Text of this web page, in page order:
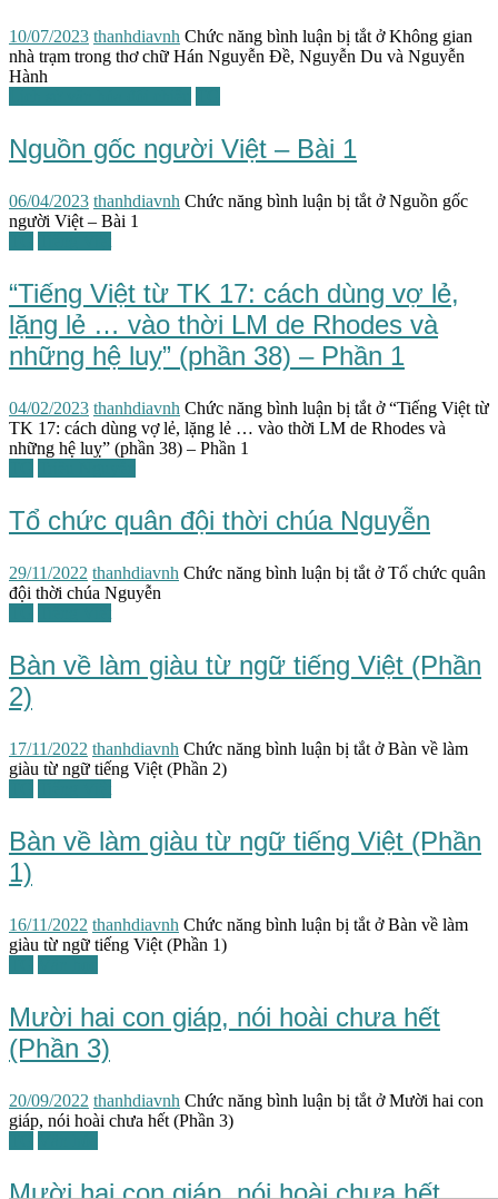
10/07/2023 thanhdiavnh Chức năng bình luận bị tắt ở Không gian
nhà trạm trong thơ chữ Hán Nguyễn Đề, Nguyễn Du và Nguyễn
Hành
Nguồn gốc người Việt – Bài 1
06/04/2023 thanhdiavnh Chức năng bình luận bị tắt ở Nguồn gốc
người Việt – Bài 1
“Tiếng Việt từ TK 17: cách dùng vợ lẻ,
lặng lẻ … vào thời LM de Rhodes và
những hệ luỵ” (phần 38) – Phần 1
04/02/2023 thanhdiavnh Chức năng bình luận bị tắt ở “Tiếng Việt từ
TK 17: cách dùng vợ lẻ, lặng lẻ … vào thời LM de Rhodes và
những hệ luỵ” (phần 38) – Phần 1
Tổ chức quân đội thời chúa Nguyễn
29/11/2022 thanhdiavnh Chức năng bình luận bị tắt ở Tổ chức quân
đội thời chúa Nguyễn
Bàn về làm giàu từ ngữ tiếng Việt (Phần
2)
17/11/2022 thanhdiavnh Chức năng bình luận bị tắt ở Bàn về làm
giàu từ ngữ tiếng Việt (Phần 2)
Bàn về làm giàu từ ngữ tiếng Việt (Phần
1)
16/11/2022 thanhdiavnh Chức năng bình luận bị tắt ở Bàn về làm
giàu từ ngữ tiếng Việt (Phần 1)
Mười hai con giáp, nói hoài chưa hết
(Phần 3)
20/09/2022 thanhdiavnh Chức năng bình luận bị tắt ở Mười hai con
giáp, nói hoài chưa hết (Phần 3)
Mười hai con giáp, nói hoài chưa hết